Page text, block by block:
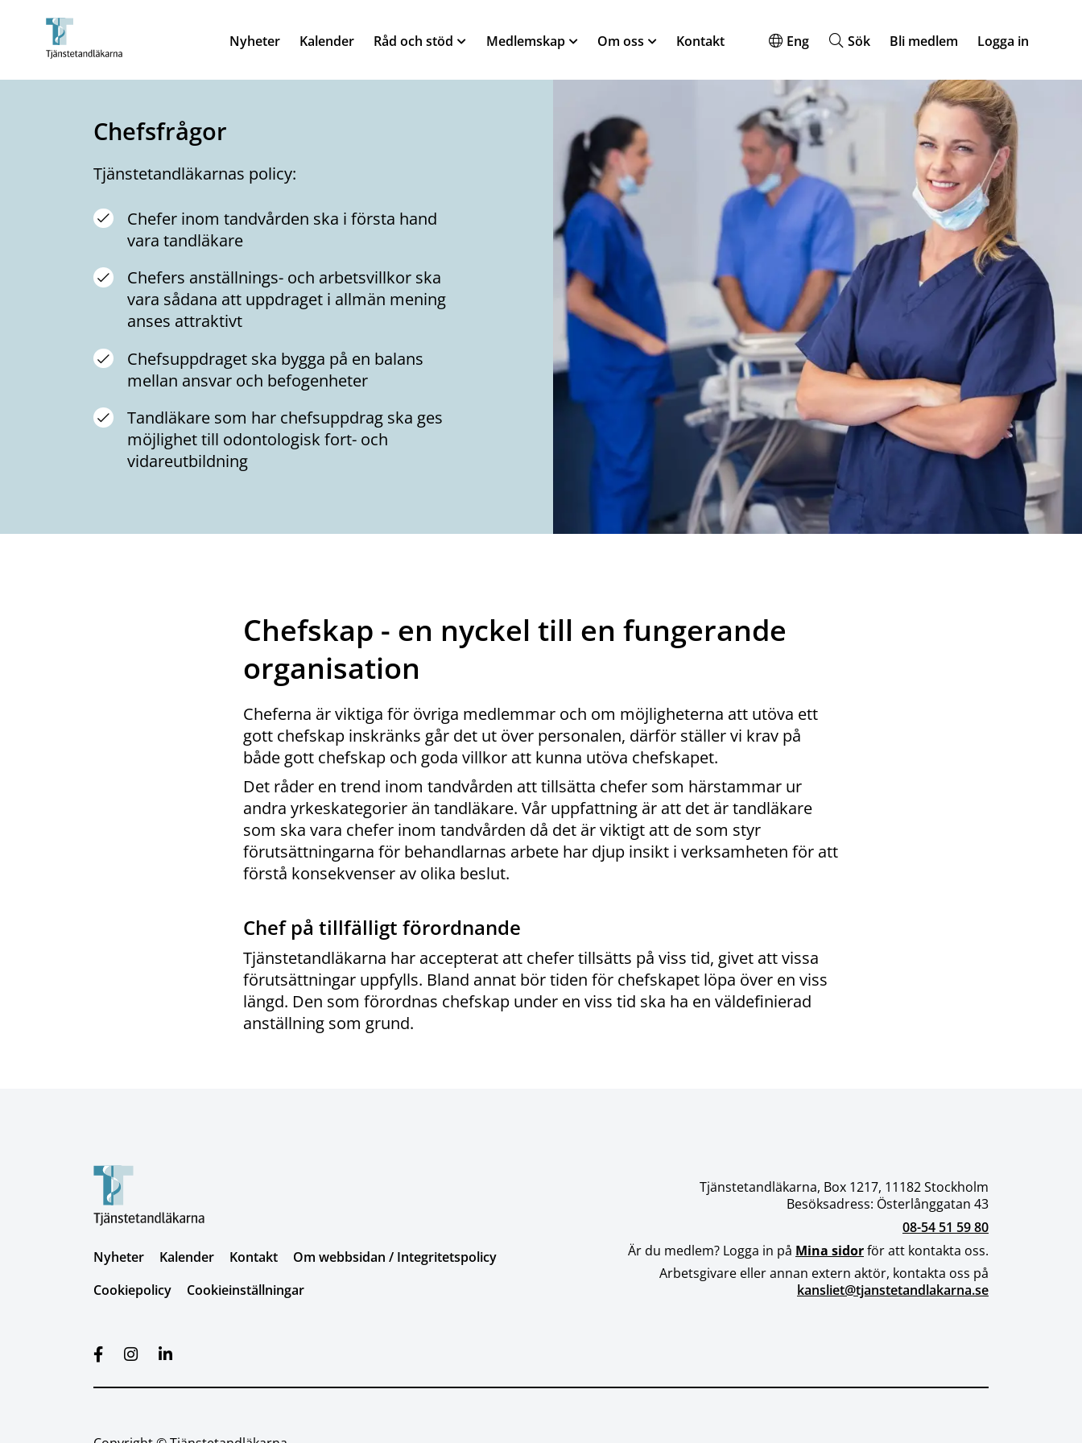
Nyheter Kalender Råd och stöd Medlemskap Om oss Kontakt Eng Sök Bli medlem Logga in
Chefsfrågor
Tjänstetandläkarnas policy:
Chefer inom tandvården ska i första hand
vara tandläkare
Chefers anställnings- och arbetsvillkor ska
vara sådana att uppdraget i allmän mening
anses attraktivt
Chefsuppdraget ska bygga på en balans
mellan ansvar och befogenheter
Tandläkare som har chefsuppdrag ska ges
möjlighet till odontologisk fort- och
vidareutbildning
Chefskap - en nyckel till en fungerande
organisation
Cheferna är viktiga för övriga medlemmar och om möjligheterna att utöva ett
gott chefskap inskränks går det ut över personalen, därför ställer vi krav på
både gott chefskap och goda villkor att kunna utöva chefskapet.
Det råder en trend inom tandvården att tillsätta chefer som härstammar ur
andra yrkeskategorier än tandläkare. Vår uppfattning är att det är tandläkare
som ska vara chefer inom tandvården då det är viktigt att de som styr
förutsättningarna för behandlarnas arbete har djup insikt i verksamheten för att
förstå konsekvenser av olika beslut.
Chef på tillfälligt förordnande
Tjänstetandläkarna har accepterat att chefer tillsätts på viss tid, givet att vissa
förutsättningar uppfylls. Bland annat bör tiden för chefskapet löpa över en viss
längd. Den som förordnas chefskap under en viss tid ska ha en väldefinierad
anställning som grund.
Nyheter Kalender Kontakt
Om webbsidan / Integritetspolicy
Cookiepolicy
Cookieinställningar
Tjänstetandläkarna, Box 1217, 11182 Stockholm
Besöksadress: Österlånggatan 43
08-54 51 59 80
Är du medlem? Logga in på Mina sidorför att kontakta oss.
Arbetsgivare eller annan extern aktör, kontakta oss på
kansliet@tjanstetandlakarna.se